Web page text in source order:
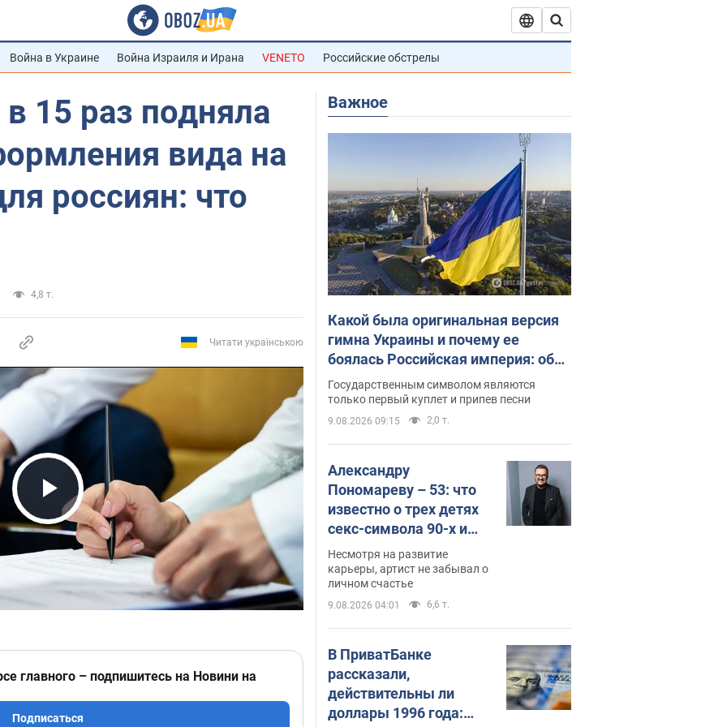
Война в Украине Война Израиля и Ирана VENETO Российские обстрелы
15 раз подняла
вида на
россиян: что
4,8 т.
Читати українською
Play Video
главного – подпишитесь на Новини на
Подписаться
Важное
Какой была оригинальная версия
гимна Украины и почему ее
боялась Российская империя: об
этом не рассказывают в школе
Государственным символом являются
только первый куплет и припев песни
9.08.2026 09:15 2,0 т.
Александру
Пономареву – 53: что
известно о трех детях
секс-символа 90-х и
как они выглядят
Несмотря на развитие
карьеры, артист не забывал о
личном счастье
9.08.2026 04:01 6,6 т.
В ПриватБанке
рассказали,
действительны ли
доллары 1996 года: